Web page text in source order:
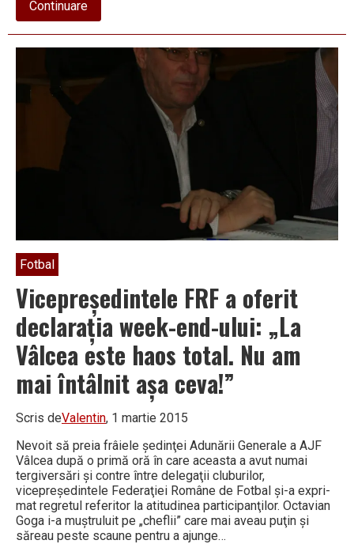
Continuareabout
Robert
Dican,
înverşunat
contestatar
preşedintelui
Fotbal
Vicepreşedintele FRF a oferit
declaraţia week-end-ului: „La
Vâlcea este haos total. Nu am
mai întâlnit aşa ceva!”
Scris deValentin, 1 martie 2015
Nevoit să preia frâiele şedinţei Adunării Generale a AJF
Vâlcea după o primă oră în care aceasta a avut numai
tergiversări şi contre între delegaţii cluburilor,
vicepreşedintele Federaţiei Române de Fotbal şi-a expri­
mat regretul referitor la atitudinea participanţilor. Octavian
Goga i-a muştruluit pe „cheflii” care mai aveau puţin şi
săreau peste scaune pentru a ajunge…